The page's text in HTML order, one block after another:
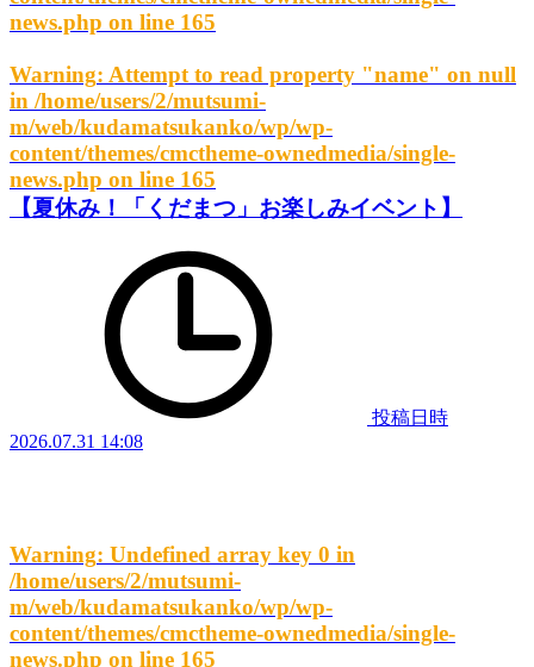
news.php on line 165
Warning: Attempt to read property "name" on null
in /home/users/2/mutsumi-
m/web/kudamatsukanko/wp/wp-
content/themes/cmctheme-ownedmedia/single-
news.php on line 165
【夏休み！「くだまつ」お楽しみイベント】
投稿日時
2026.07.31 14:08
Warning: Undefined array key 0 in
/home/users/2/mutsumi-
m/web/kudamatsukanko/wp/wp-
content/themes/cmctheme-ownedmedia/single-
news.php on line 165